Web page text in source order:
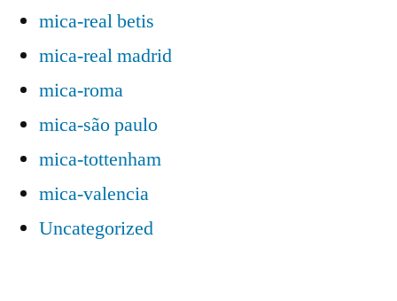
mica-real betis
mica-real madrid
mica-roma
mica-são paulo
mica-tottenham
mica-valencia
Uncategorized